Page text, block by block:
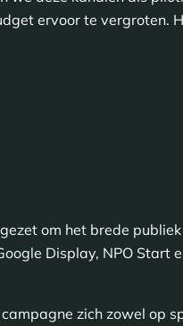
ervoor te vergroten.
om het brede
Display, NPO
zich zowel op